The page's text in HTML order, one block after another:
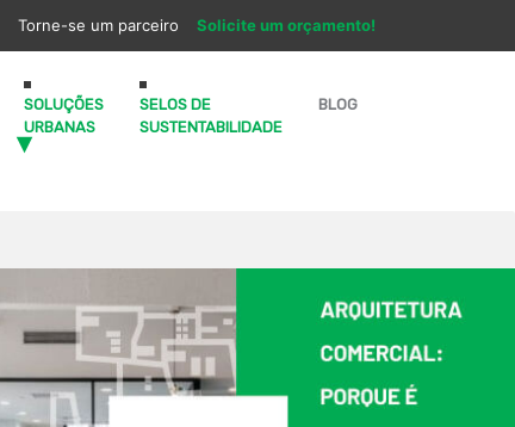
Torne-se um parceiro Solicite um orçamento!
SOLUÇÕES
URBANAS
SELOS DE
SUSTENTABILIDADE
BLOG